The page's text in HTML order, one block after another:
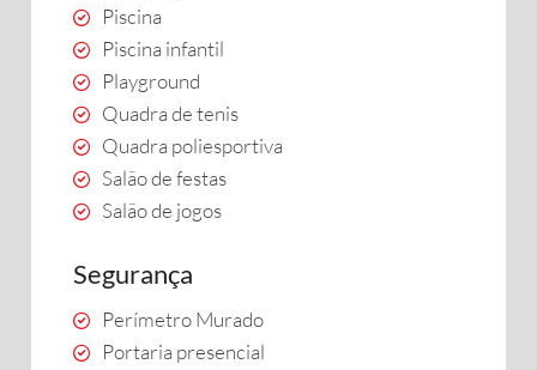
Piscina
Piscina infantil
Playground
Quadra de tenis
Quadra poliesportiva
Salão de festas
Salão de jogos
Segurança
Perímetro Murado
Portaria presencial